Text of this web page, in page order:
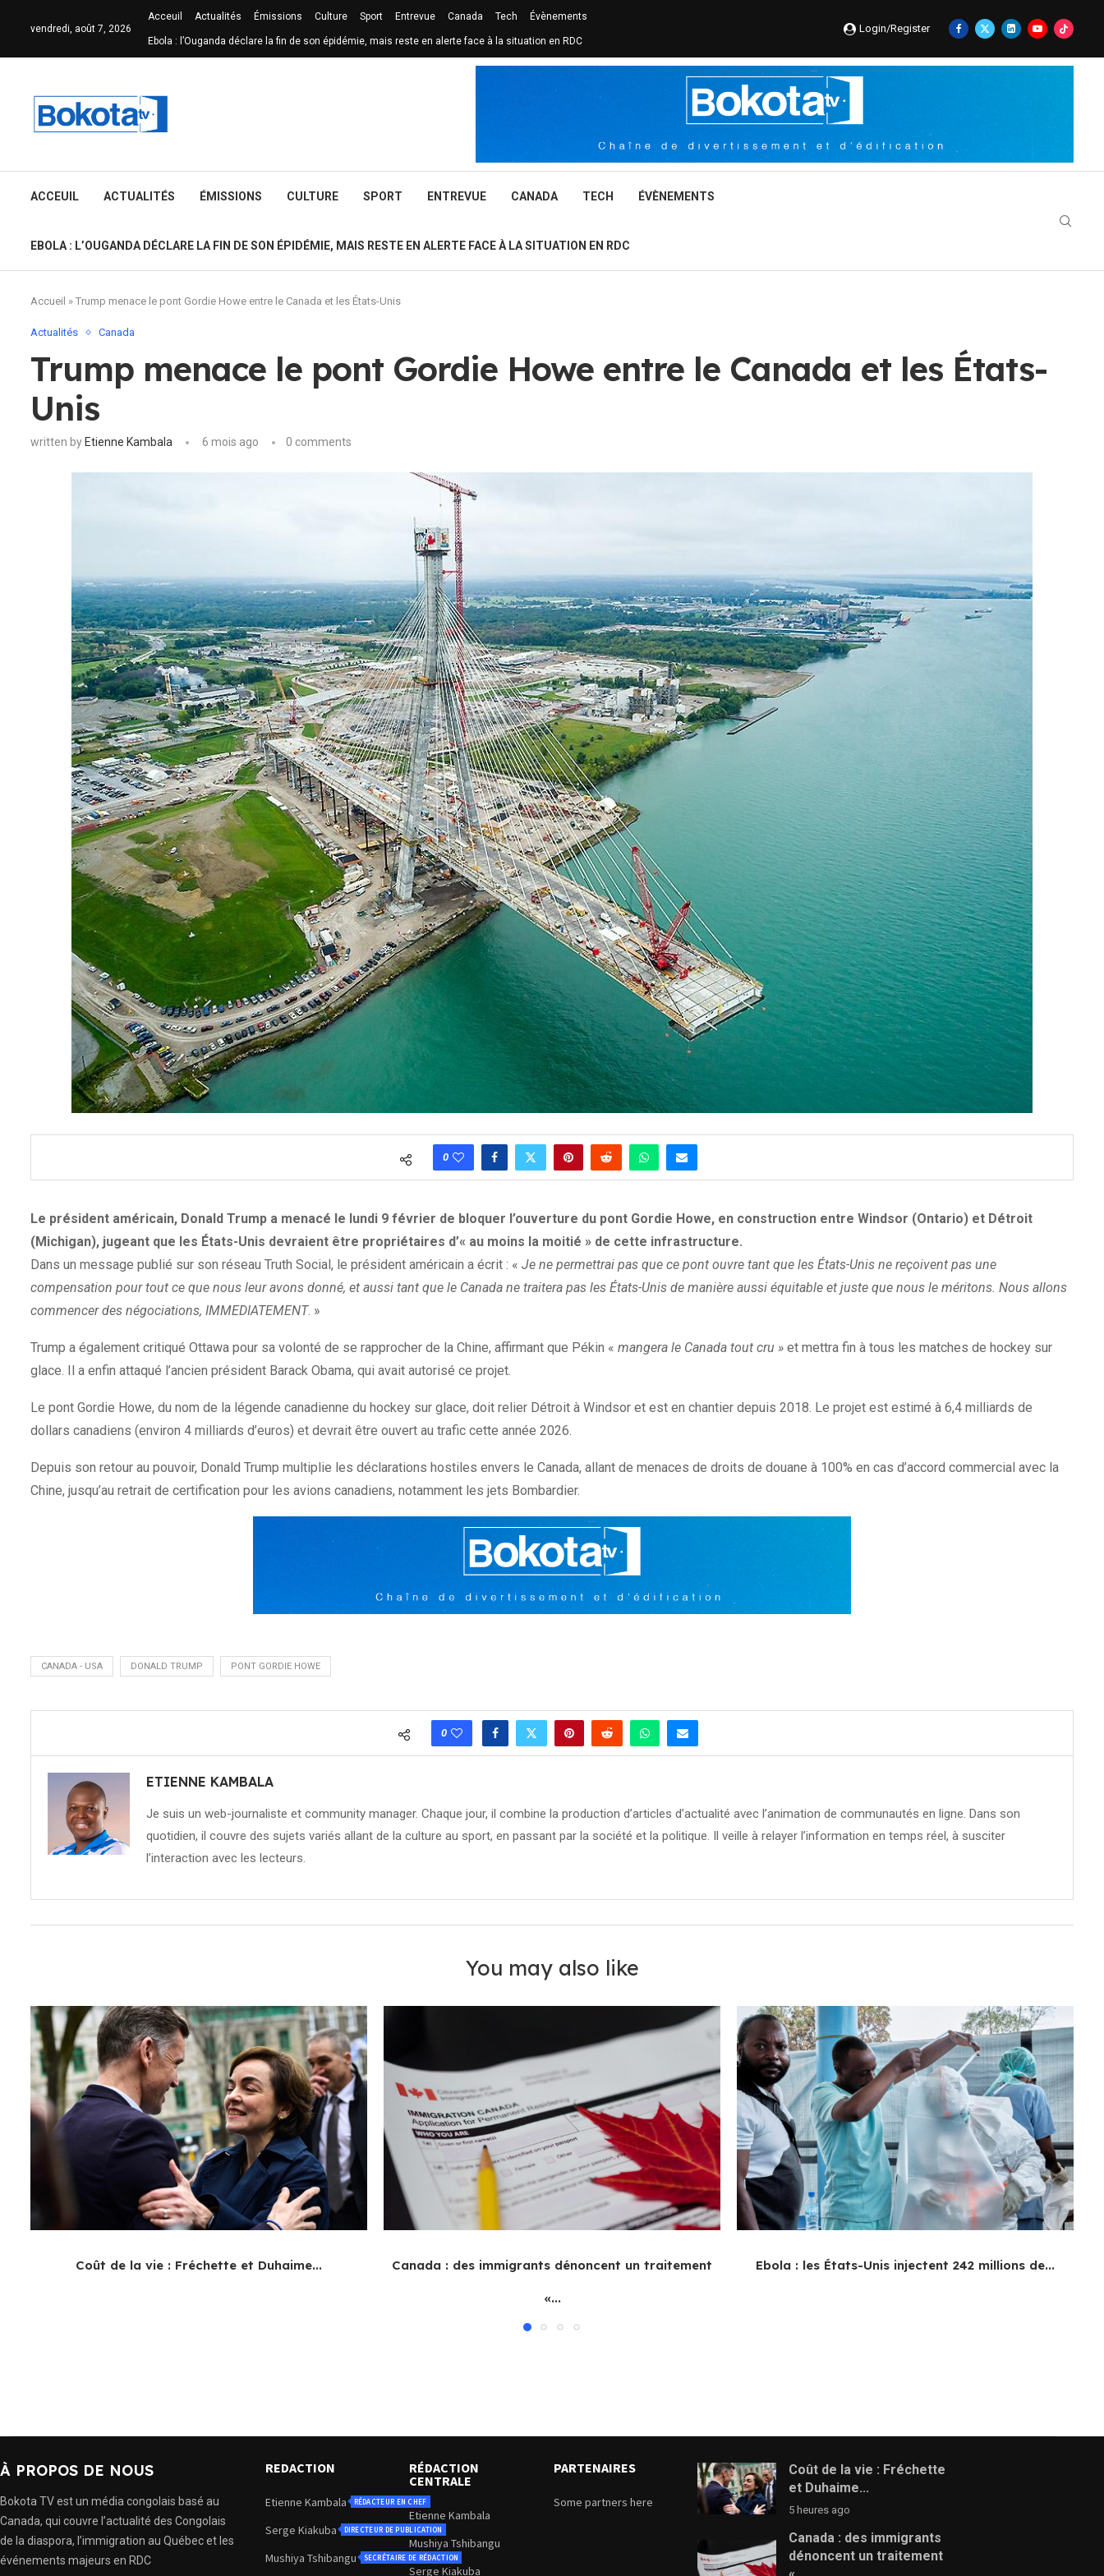
vendredi, août 7, 2026
Acceuil Actualités Émissions Culture Sport Entrevue Canada Tech Évènements
Ebola : l’Ouganda déclare la fin de son épidémie, mais reste en alerte face à la situation en RDC
Login/Register
ACCEUIL ACTUALITÉS ÉMISSIONS CULTURE SPORT ENTREVUE CANADA TECH ÉVÈNEMENTS
EBOLA : L’OUGANDA DÉCLARE LA FIN DE SON ÉPIDÉMIE, MAIS RESTE EN ALERTE FACE À LA SITUATION EN RDC
Accueil » Trump menace le pont Gordie Howe entre le Canada et les États-Unis
Actualités Canada
Trump menace le pont Gordie Howe entre le Canada et les États-
Unis
written by Etienne Kambala 6 mois ago 0 comments
0
Le président américain, Donald Trump a menacé le lundi 9 février de bloquer l’ouverture du pont Gordie Howe, en construction entre Windsor (Ontario) et Détroit
(Michigan), jugeant que les États-Unis devraient être propriétaires d’« au moins la moitié » de cette infrastructure.
Dans un message publié sur son réseau Truth Social, le président américain a écrit : « Je ne permettrai pas que ce pont ouvre tant que les États-Unis ne reçoivent pas une
compensation pour tout ce que nous leur avons donné, et aussi tant que le Canada ne traitera pas les États-Unis de manière aussi équitable et juste que nous le méritons. Nous allons
commencer des négociations, IMMEDIATEMENT. »
Trump a également critiqué Ottawa pour sa volonté de se rapprocher de la Chine, affirmant que Pékin « mangera le Canada tout cru » et mettra fin à tous les matches de hockey sur
glace. Il a enfin attaqué l’ancien président Barack Obama, qui avait autorisé ce projet.
Le pont Gordie Howe, du nom de la légende canadienne du hockey sur glace, doit relier Détroit à Windsor et est en chantier depuis 2018. Le projet est estimé à 6,4 milliards de
dollars canadiens (environ 4 milliards d’euros) et devrait être ouvert au trafic cette année 2026.
Depuis son retour au pouvoir, Donald Trump multiplie les déclarations hostiles envers le Canada, allant de menaces de droits de douane à 100% en cas d’accord commercial avec la
Chine, jusqu’au retrait de certification pour les avions canadiens, notamment les jets Bombardier.
CANADA - USA DONALD TRUMP PONT GORDIE HOWE
0
ETIENNE KAMBALA
Je suis un web-journaliste et community manager. Chaque jour, il combine la production d’articles d’actualité avec l’animation de communautés en ligne. Dans son
quotidien, il couvre des sujets variés allant de la culture au sport, en passant par la société et la politique. Il veille à relayer l’information en temps réel, à susciter
l’interaction avec les lecteurs.
You may also like
Coût de la vie : Fréchette et Duhaime... Canada : des immigrants dénoncent un traitement
«...
Ebola : les États-Unis injectent 242 millions de...
À PROPOS DE NOUS
Bokota TV est un média congolais basé au
Canada, qui couvre l’actualité des Congolais
de la diaspora, l’immigration au Québec et les
événements majeurs en RDC
REDACTION
Etienne Kambala RÉDACTEUR EN CHEF
Serge Kiakuba DIRECTEUR DE PUBLICATION
Mushiya Tshibangu SECRÉTAIRE DE RÉDACTION
RÉDACTION
CENTRALE
Etienne Kambala
Mushiya Tshibangu
Serge Kiakuba
PARTENAIRES
Some partners here
Coût de la vie : Fréchette
et Duhaime...
5 heures ago
Canada : des immigrants
dénoncent un traitement